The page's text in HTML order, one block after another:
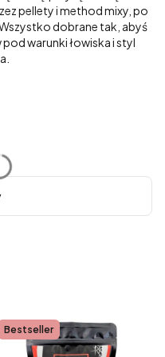
pellety i method mixy, po
dobrane tak, abyś
warunki łowiska i styl
Bestseller